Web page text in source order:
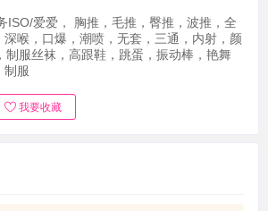
ISO/爱爱， 胸推，毛推，臀推，波推，全
喉，口爆，潮喷，无套，三通，内射，颜
制服丝袜，高跟鞋，跳蛋，振动棒，艳舞
制服
我要收藏